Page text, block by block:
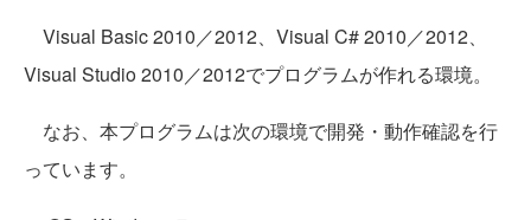
Visual Basic 2010／2012、Visual C# 2010／2012、
Visual Studio 2010／2012でプログラムが作れる環境。
なお、本プログラムは次の環境で開発・動作確認を行
っています。